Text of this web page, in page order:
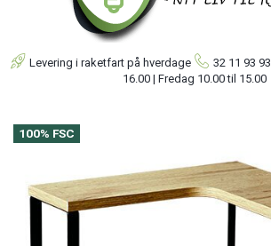
Levering i raketfart på hverdage 32 11 93 93
16.00 | Fredag 10.00 til 15.00
100% FSC